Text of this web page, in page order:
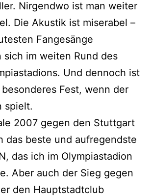
Nirgendwo ist man weiter
Die Akustik ist miserabel –
Fangesänge
im weiten Rund des
Und dennoch ist
Fest, wenn der
spielt.
2007 gegen den Stuttgart
das beste und aufregendste
das ich im Olympiastadion
Aber auch der Sieg gegen
den Hauptstadtclub